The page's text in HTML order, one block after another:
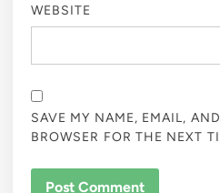
WEBSITE
SAVE MY NAME, EMAIL,
BROWSER FOR THE NEXT